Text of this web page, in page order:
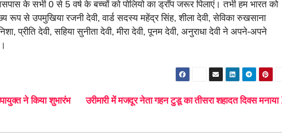
के सभी 0 से 5 वर्ष के बच्चों को पोलियो का ड्रॉप जरूर पिलाएं। तभी हम भारत को
रूप से उपमुखिया रजनी देवी, वार्ड सदस्य महेंद्र सिंह, शीला देवी, सेविका रुखसाना
प्रीति देवी, सहिया सुनीता देवी, मीरा देवी, पूनम देवी, अनुराधा देवी ने अपने-अपने
उरीमारी में मजदूर नेता गहन टुडू का तीसरा शहादत दिवस मनाया
ने किया शुभारंभ